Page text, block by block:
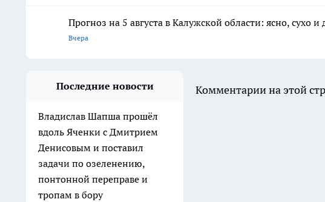
Прогноз на 5 августа в Калужской области: ясно, сухо и
Вчера
Последние новости
Владислав Шапша прошёл
вдоль Яченки с Дмитрием
Денисовым и поставил
задачи по озеленению,
понтонной переправе и
тропам в бору
Комментарии на этой